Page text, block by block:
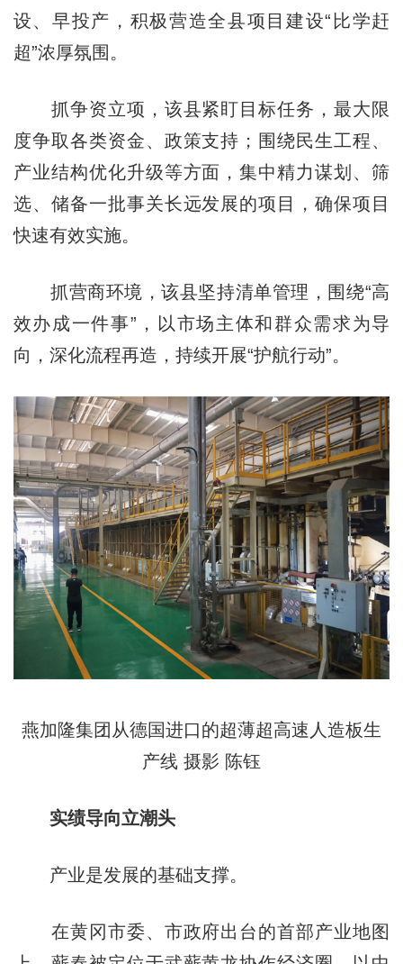
设、早投产，积极营造全县项目建设“比学赶
超”浓厚氛围。
抓争资立项，该县紧盯目标任务，最大限
度争取各类资金、政策支持；围绕民生工程、
产业结构优化升级等方面，集中精力谋划、筛
选、储备一批事关长远发展的项目，确保项目
快速有效实施。
抓营商环境，该县坚持清单管理，围绕“高
效办成一件事”，以市场主体和群众需求为导
向，深化流程再造，持续开展“护航行动”。
燕加隆集团从德国进口的超薄超高速人造板生
产线 摄影 陈钰
实绩导向立潮头
产业是发展的基础支撑。
在黄冈市委、市政府出台的首部产业地图